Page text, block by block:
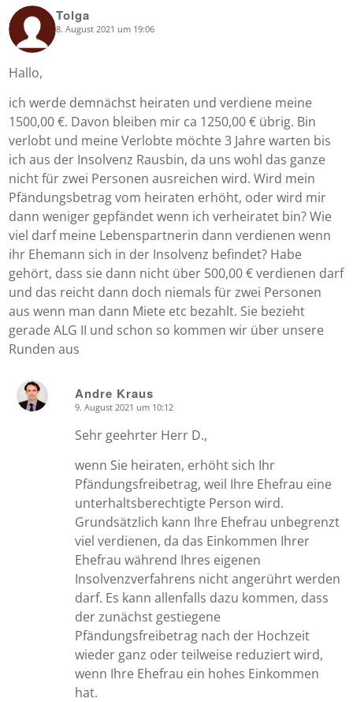
Tolga
says: 8. August 2021 um 19:06
Hallo,
ich werde demnächst heiraten und verdiene meine
1500,00 €. Davon bleiben mir ca 1250,00 € übrig. Bin
verlobt und meine Verlobte möchte 3 Jahre warten bis
ich aus der Insolvenz Rausbin, da uns wohl das ganze
nicht für zwei Personen ausreichen wird. Wird mein
Pfändungsbetrag vom heiraten erhöht, oder wird mir
dann weniger gepfändet wenn ich verheiratet bin? Wie
viel darf meine Lebenspartnerin dann verdienen wenn
ihr Ehemann sich in der Insolvenz befindet? Habe
gehört, dass sie dann nicht über 500,00 € verdienen darf
und das reicht dann doch niemals für zwei Personen
aus wenn man dann Miete etc bezahlt. Sie bezieht
gerade ALG II und schon so kommen wir über unsere
Runden aus
Andre Kraus
9. August 2021 um 10:12
Sehr geehrter Herr D.,
wenn Sie heiraten, erhöht sich Ihr
Pfändungsfreibetrag, weil Ihre Ehefrau eine
unterhaltsberechtigte Person wird.
Grundsätzlich kann Ihre Ehefrau unbegrenzt
viel verdienen, da das Einkommen Ihrer
Ehefrau während Ihres eigenen
Insolvenzverfahrens nicht angerührt werden
darf. Es kann allenfalls dazu kommen, dass
der zunächst gestiegene
Pfändungsfreibetrag nach der Hochzeit
wieder ganz oder teilweise reduziert wird,
wenn Ihre Ehefrau ein hohes Einkommen
hat.